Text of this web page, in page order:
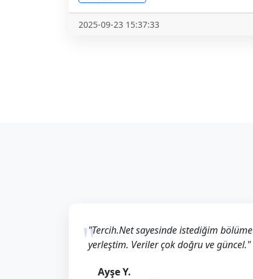
2025-09-23 15:37:33
"Tercih.Net sayesinde istediğim bölüme
yerleştim. Veriler çok doğru ve güncel."
Ayşe Y.